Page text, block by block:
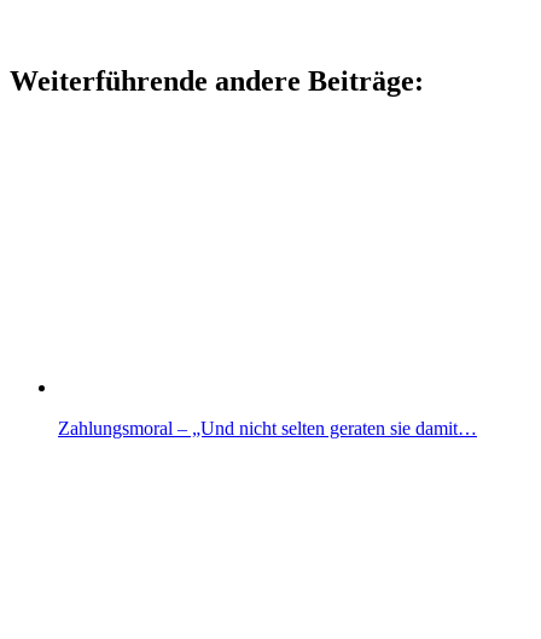
Weiterführende andere Beiträge:
Zahlungsmoral – „Und nicht selten geraten sie damit…